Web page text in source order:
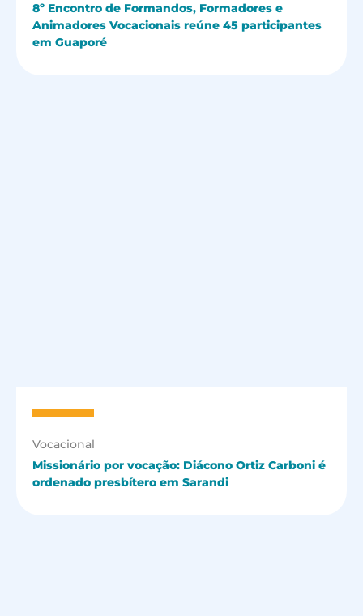
8º Encontro de Formandos, Formadores e
Animadores Vocacionais reúne 45 participantes
em Guaporé
Vocacional
Missionário por vocação: Diácono Ortiz Carboni é
ordenado presbítero em Sarandi